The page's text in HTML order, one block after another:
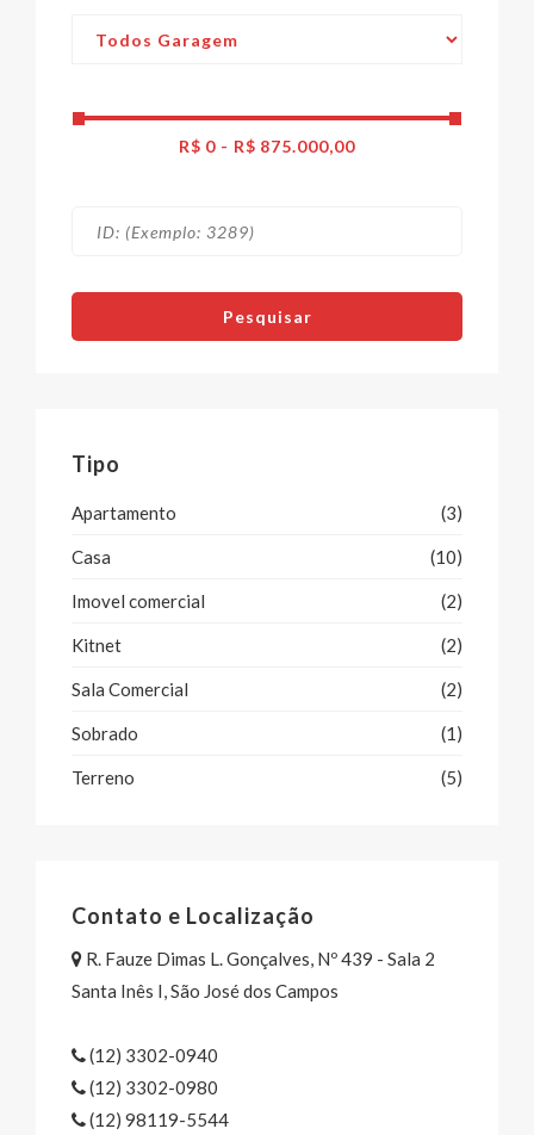
R$ 0 - R$ 875.000,00
Pesquisar
Tipo
Apartamento (3)
Casa (10)
Imovel comercial (2)
Kitnet (2)
Sala Comercial (2)
Sobrado (1)
Terreno (5)
Contato e Localização
R. Fauze Dimas L. Gonçalves, Nº 439 - Sala 2
Santa Inês I, São José dos Campos
(12) 3302-0940
(12) 3302-0980
(12) 98119-5544